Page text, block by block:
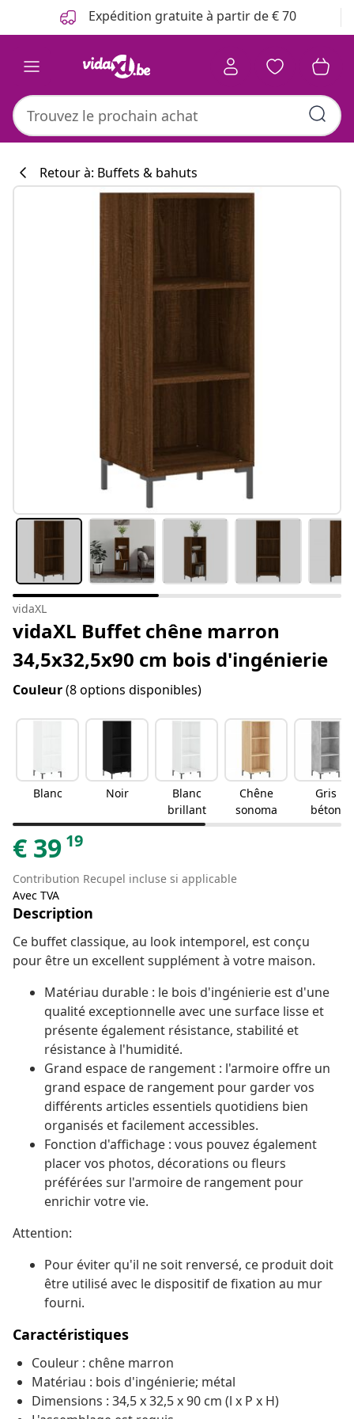
Expédition gratuite à partir de € 70
Retour à: Buffets & bahuts
vidaXL
vidaXL Buffet chêne marron
34,5x32,5x90 cm bois d'ingénierie
Couleur(8 options disponibles)
Blanc Noir
Blanc
brillant
Chêne
sonoma
Gris
béton
€ 39 19
Contribution Recupel incluse si applicable
Avec TVA
Description
Ce buffet classique, au look intemporel, est conçu
pour être un excellent supplément à votre maison.
Matériau durable : le bois d'ingénierie est d'une
qualité exceptionnelle avec une surface lisse et
présente également résistance, stabilité et
résistance à l'humidité.
Grand espace de rangement : l'armoire offre un
grand espace de rangement pour garder vos
différents articles essentiels quotidiens bien
organisés et facilement accessibles.
Fonction d'affichage : vous pouvez également
placer vos photos, décorations ou fleurs
préférées sur l'armoire de rangement pour
enrichir votre vie.
Attention:
Pour éviter qu'il ne soit renversé, ce produit doit
être utilisé avec le dispositif de fixation au mur
fourni.
Caractéristiques
Couleur : chêne marron
Matériau : bois d'ingénierie; métal
Dimensions : 34,5 x 32,5 x 90 cm (l x P x H)